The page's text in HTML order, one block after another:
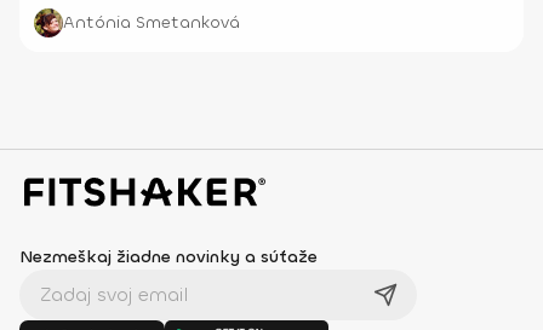
Antónia Smetanková
Nezmeškaj žiadne novinky a súťaže